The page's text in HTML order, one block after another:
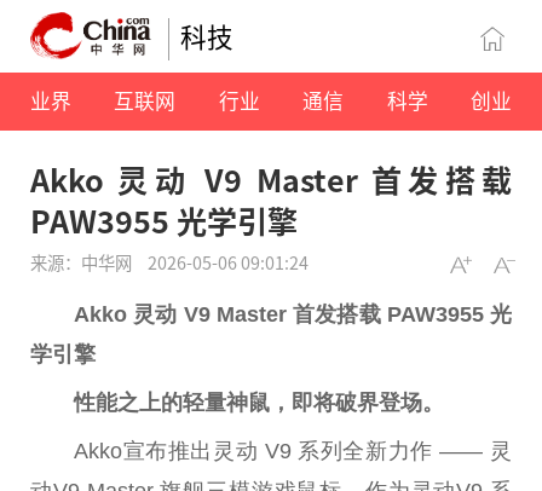
科技
业界 互联网 行业 通信 科学 创业
Akko 灵动 V9 Master 首发搭载
PAW3955 光学引擎
来源：中华网 2026-05-06 09:01:24
Akko 灵动 V9 Master 首发搭载 PAW3955 光
学引擎
性能之上的轻量神鼠，即将破界登场。
Akko宣布推出灵动 V9 系列全新力作 —— 灵